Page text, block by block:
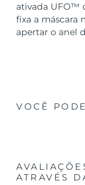
ativada UFO™
fixa a máscara
apertar o anel
VOCÊ
ATRAVÉS